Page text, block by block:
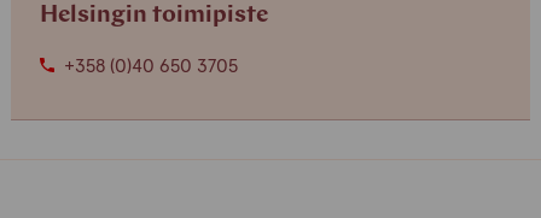
Helsingin toimipiste
+358 (0)40 650 3705